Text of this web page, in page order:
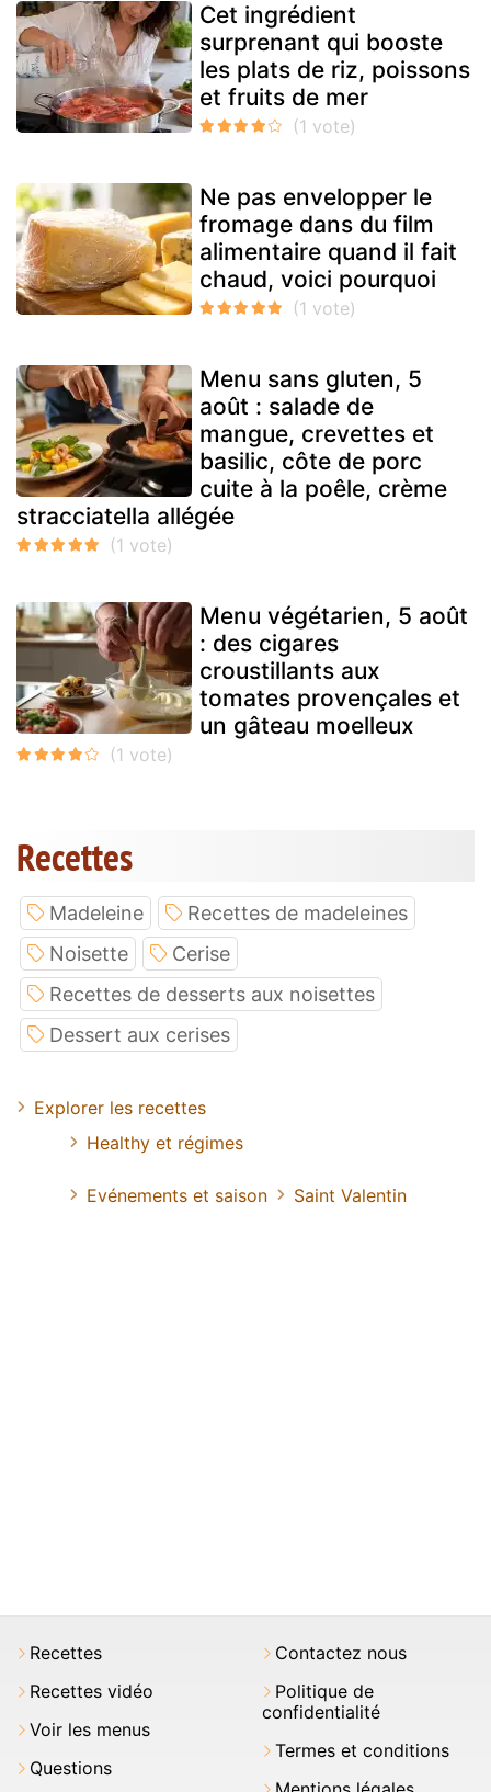
Cet ingrédient
surprenant qui booste
les plats de riz, poissons
et fruits de mer
Ne pas envelopper le
fromage dans du film
alimentaire quand il fait
chaud, voici pourquoi
Menu sans gluten, 5
août : salade de
mangue, crevettes et
basilic, côte de porc
cuite à la poêle, crème
stracciatella allégée
Menu végétarien, 5 août
: des cigares
croustillants aux
tomates provençales et
un gâteau moelleux
Recettes
Madeleine
Recettes de madeleines
Noisette
Cerise
Recettes de desserts aux noisettes
Dessert aux cerises
Explorer les recettes
Healthy et régimes
Evénements et saison Saint Valentin
Recettes
Recettes vidéo
Voir les menus
Questions
Contactez nous
Politique de
confidentialité
Termes et conditions